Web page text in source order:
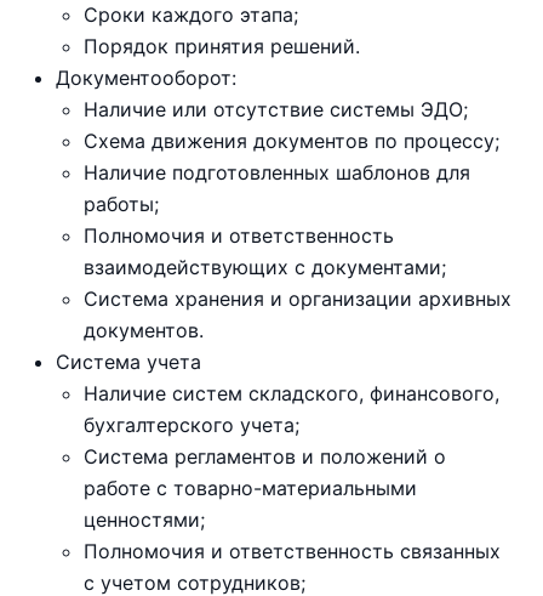
Сроки каждого этапа;
Порядок принятия решений.
Документооборот:
Наличие или отсутствие системы ЭДО;
Схема движения документов по процессу;
Наличие подготовленных шаблонов для
работы;
Полномочия и ответственность
взаимодействующих с документами;
Система хранения и организации архивных
документов.
Система учета
Наличие систем складского, финансового,
бухгалтерского учета;
Система регламентов и положений о
работе с товарно-материальными
ценностями;
Полномочия и ответственность связанных
с учетом сотрудников;